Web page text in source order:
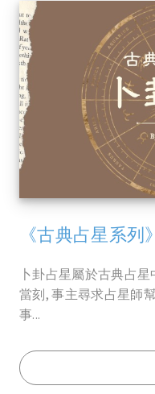
《古典占星系
卜卦占星屬於古典占
當刻, 事主尋求占星師
事...